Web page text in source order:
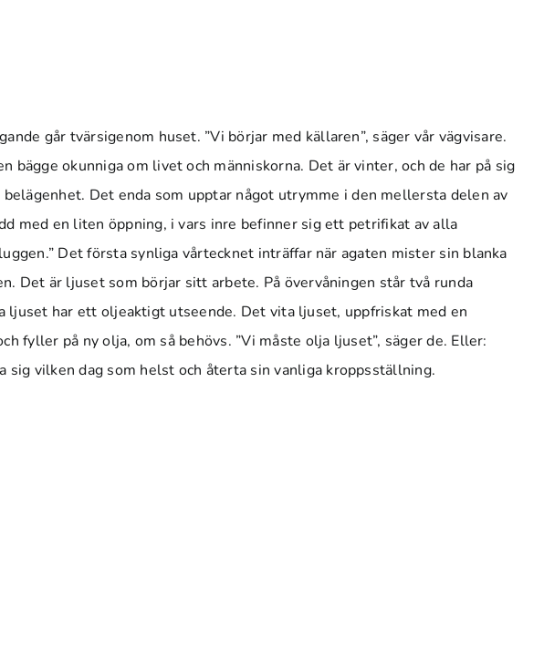
går tvärsigenom huset. ”Vi börjar med källaren”, säger vår vägvisare.
okunniga om livet och människorna. Det är vinter, och de har på sig
Det enda som upptar något utrymme i den mellersta delen av
med en liten öppning, i vars inre befinner sig ett petrifikat av alla
Det första synliga vårtecknet inträffar när agaten mister sin blanka
Det är ljuset som börjar sitt arbete. På övervåningen står två runda
har ett oljeaktigt utseende. Det vita ljuset, uppfriskat med en
fyller på ny olja, om så behövs. ”Vi måste olja ljuset”, säger de. Eller:
sig vilken dag som helst och återta sin vanliga kroppsställning.